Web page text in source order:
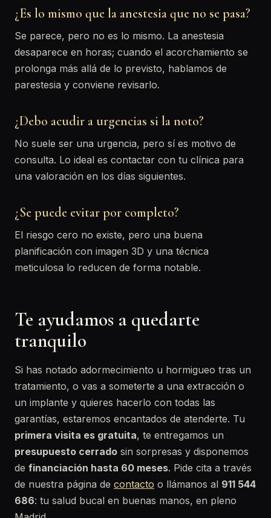
¿Es lo mismo que la anestesia que no se pasa?
Se parece, pero no es lo mismo. La anestesia
desaparece en horas; cuando el acorchamiento se
prolonga más allá de lo previsto, hablamos de
parestesia y conviene revisarlo.
¿Debo acudir a urgencias si la noto?
No suele ser una urgencia, pero sí es motivo de
consulta. Lo ideal es contactar con tu clínica para
una valoración en los días siguientes.
¿Se puede evitar por completo?
El riesgo cero no existe, pero una buena
planificación con imagen 3D y una técnica
meticulosa lo reducen de forma notable.
Te ayudamos a quedarte
tranquilo
Si has notado adormecimiento u hormigueo tras un
tratamiento, o vas a someterte a una extracción o
un implante y quieres hacerlo con todas las
garantías, estaremos encantados de atenderte. Tu
primera visita es gratuita, te entregamos un
presupuesto cerrado sin sorpresas y disponemos
de financiación hasta 60 meses. Pide cita a través
de nuestra página de contacto o llámanos al 911 544
686: tu salud bucal en buenas manos, en pleno